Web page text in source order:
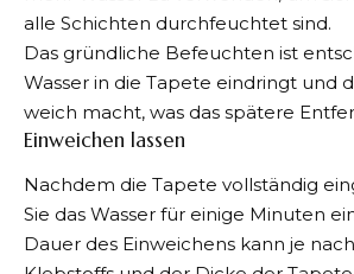
alle Schichten durchfeuchtet sind.
Das gründliche Befeuchten ist
Wasser in die Tapete eindringt und
weich macht, was das spätere
Einweichen lassen
Nachdem die Tapete vollständig
Sie das Wasser für einige Minuten
Dauer des Einweichens kann je